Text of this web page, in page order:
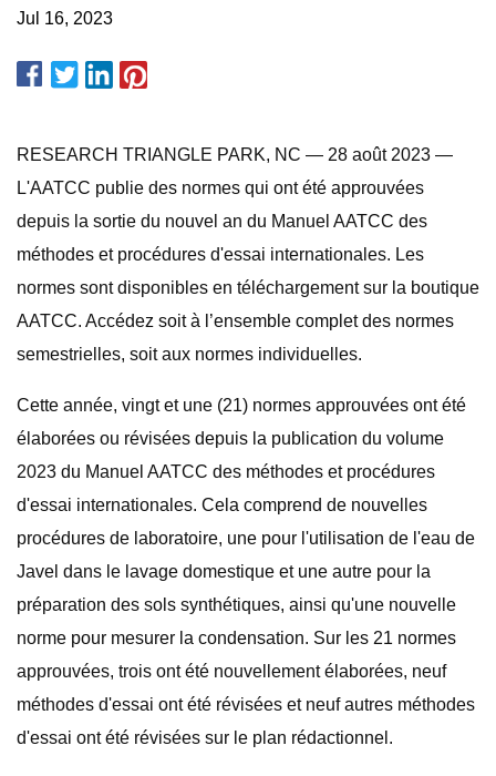
Jul 16, 2023
RESEARCH TRIANGLE PARK, NC — 28 août 2023 —
L'AATCC publie des normes qui ont été approuvées
depuis la sortie du nouvel an du Manuel AATCC des
méthodes et procédures d'essai internationales. Les
normes sont disponibles en téléchargement sur la boutique
AATCC. Accédez soit à l’ensemble complet des normes
semestrielles, soit aux normes individuelles.
Cette année, vingt et une (21) normes approuvées ont été
élaborées ou révisées depuis la publication du volume
2023 du Manuel AATCC des méthodes et procédures
d'essai internationales. Cela comprend de nouvelles
procédures de laboratoire, une pour l'utilisation de l'eau de
Javel dans le lavage domestique et une autre pour la
préparation des sols synthétiques, ainsi qu'une nouvelle
norme pour mesurer la condensation. Sur les 21 normes
approuvées, trois ont été nouvellement élaborées, neuf
méthodes d'essai ont été révisées et neuf autres méthodes
d'essai ont été révisées sur le plan rédactionnel.